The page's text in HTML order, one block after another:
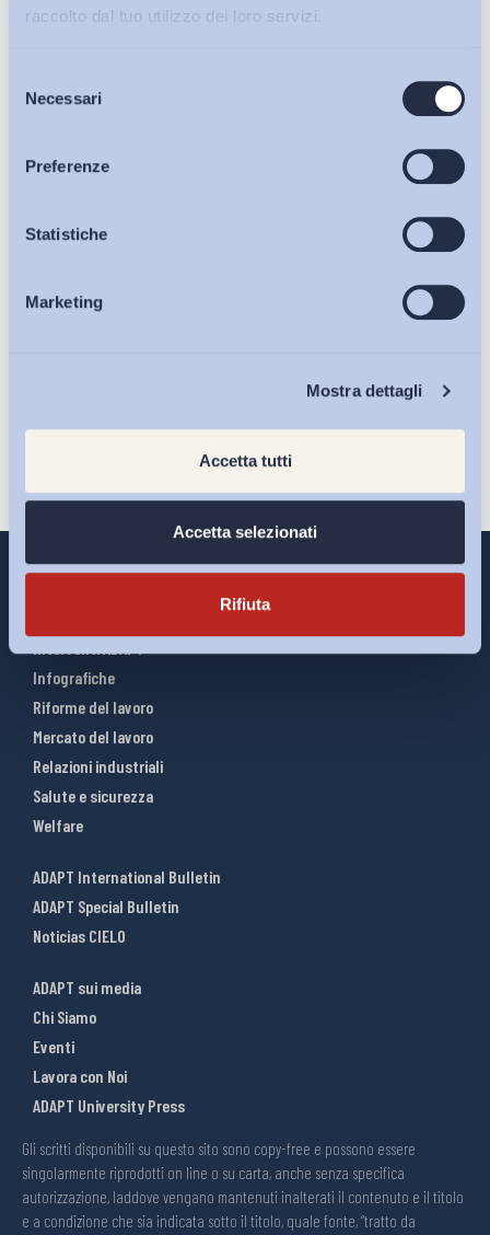
raccolto dal tuo utilizzo dei loro servizi.
delNecessari
Preferenze
Statistiche
Marketing
Mostra dettagli
Accetta tutti
Accetta selezionati
Rifiuta
Bollettini ADAPT
Articoli
Osservatori
Eventi
Ho letto e Accetto il trattamento dei dati personali descritti
Infografiche
Riforme del lavoro
Mercato del lavoro
Relazioni industriali
Salute e sicurezza
Welfare
ADAPT International Bulletin
ADAPT Special Bulletin
Noticias CIELO
ADAPT sui media
Chi Siamo
Eventi
Lavora con Noi
ADAPT University Press
Gli scritti disponibili su questo sito sono copy-free e possono essere
singolarmente riprodotti on line o su carta, anche senza specifica
autorizzazione, laddove vengano mantenuti inalterati il contenuto e il titolo
e a condizione che sia indicata sotto il titolo, quale fonte, “tratto da